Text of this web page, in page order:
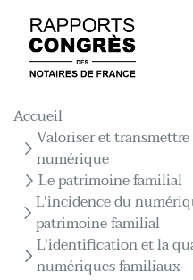
Fil d'Ariane
Accueil
Valoriser et
numérique
Le patrimoine familial
L'incidence du
patrimoine familial
L'identification et la
numériques familiaux